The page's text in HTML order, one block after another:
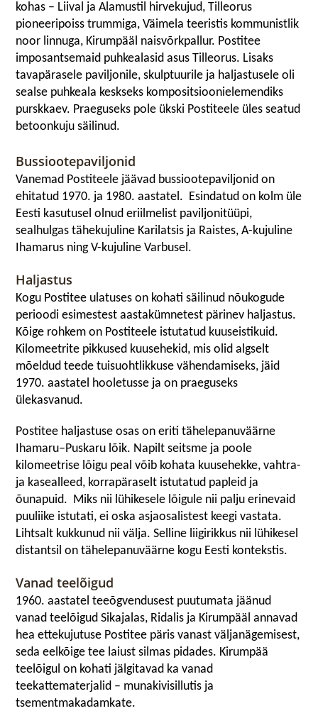
kohas – Liival ja Alamustil hirvekujud, Tilleorus
pioneeripoiss trummiga, Väimela teeristis kommunistlik
noor linnuga, Kirumpääl naisvõrkpallur. Postitee
imposantsemaid puhkealasid asus Tilleorus. Lisaks
tavapärasele paviljonile, skulptuurile ja haljastusele oli
sealse puhkeala keskseks kompositsioonielemendiks
purskkaev. Praeguseks pole ükski Postiteele üles seatud
betoonkuju säilinud.
Bussiootepaviljonid
Vanemad Postiteele jäävad bussiootepaviljonid on
ehitatud 1970. ja 1980. aastatel. Esindatud on kolm üle
Eesti kasutusel olnud eriilmelist paviljonitüüpi,
sealhulgas tähekujuline Karilatsis ja Raistes, A-kujuline
Ihamarus ning V-kujuline Varbusel.
Haljastus
Kogu Postitee ulatuses on kohati säilinud nõukogude
perioodi esimestest aastakümnetest pärinev haljastus.
Kõige rohkem on Postiteele istutatud kuuseistikuid.
Kilomeetrite pikkused kuusehekid, mis olid algselt
mõeldud teede tuisuohtlikkuse vähendamiseks, jäid
1970. aastatel hooletusse ja on praeguseks
ülekasvanud.
Postitee haljastuse osas on eriti tähelepanuväärne
Ihamaru–Puskaru lõik. Napilt seitsme ja poole
kilomeetrise lõigu peal võib kohata kuusehekke, vahtra-
ja kasealleed, korrapäraselt istutatud papleid ja
õunapuid. Miks nii lühikesele lõigule nii palju erinevaid
puuliike istutati, ei oska asjaosalistest keegi vastata.
Lihtsalt kukkunud nii välja. Selline liigirikkus nii lühikesel
distantsil on tähelepanuväärne kogu Eesti kontekstis.
Vanad teelõigud
1960. aastatel teeõgvendusest puutumata jäänud
vanad teelõigud Sikajalas, Ridalis ja Kirumpääl annavad
hea ettekujutuse Postitee päris vanast väljanägemisest,
seda eelkõige tee laiust silmas pidades. Kirumpää
teelõigul on kohati jälgitavad ka vanad
teekattematerjalid – munakivisillutis ja
tsementmakadamkate.